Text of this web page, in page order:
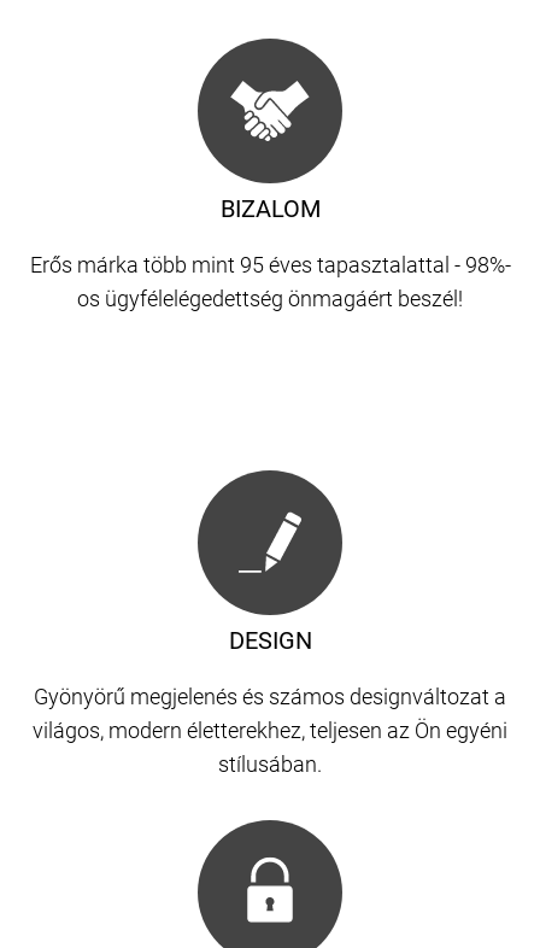
BIZALOM
Erős márka több mint 95 éves tapasztalattal - 98%-
os ügyfélelégedettség önmagáért beszél!
DESIGN
Gyönyörű megjelenés és számos designváltozat a
világos, modern életterekhez, teljesen az Ön egyéni
stílusában.